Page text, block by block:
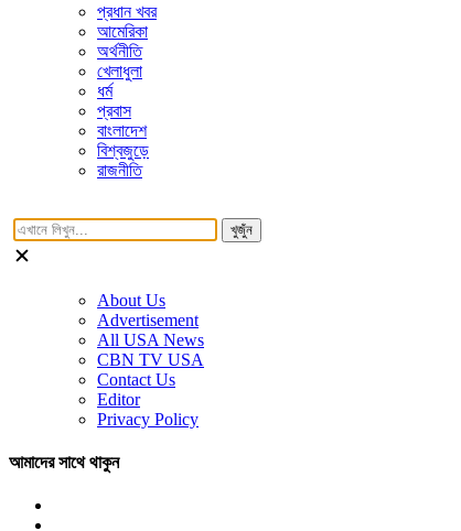
প্রধান খবর
আমেরিকা
অর্থনীতি
খেলাধুলা
ধর্ম
প্রবাস
বাংলাদেশ
বিশ্বজুড়ে
রাজনীতি
খুজুঁন
About Us
Advertisement
All USA News
CBN TV USA
Contact Us
Editor
Privacy Policy
আমাদের সাথে থাকুন